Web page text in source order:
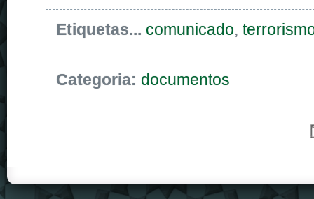
Etiquetas... comunicado,
Categoria: documentos